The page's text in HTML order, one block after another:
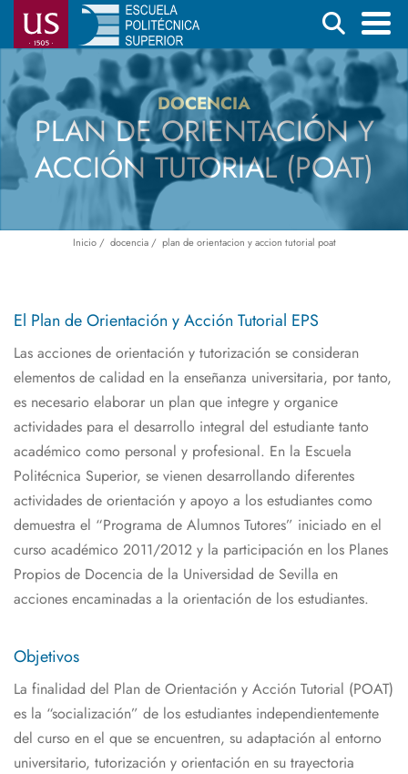
Pasar
contenido
principal
Buscar
Menú
principal DOCENCIA
PLAN DE ORIENTACIÓN Y
ACCIÓN TUTORIAL (POAT)
Inicio docencia plan de orientacion y accion tutorial poat
El Plan de Orientación y Acción Tutorial EPS
Las acciones de orientación y tutorización se consideran
elementos de calidad en la enseñanza universitaria, por tanto,
es necesario elaborar un plan que integre y organice
actividades para el desarrollo integral del estudiante tanto
académico como personal y profesional. En la Escuela
Politécnica Superior, se vienen desarrollando diferentes
actividades de orientación y apoyo a los estudiantes como
demuestra el “Programa de Alumnos Tutores” iniciado en el
curso académico 2011/2012 y la participación en los Planes
Propios de Docencia de la Universidad de Sevilla en
acciones encaminadas a la orientación de los estudiantes.
Objetivos
La finalidad del Plan de Orientación y Acción Tutorial (POAT)
es la “socialización” de los estudiantes independientemente
del curso en el que se encuentren, su adaptación al entorno
universitario, tutorización y orientación en su trayectoria